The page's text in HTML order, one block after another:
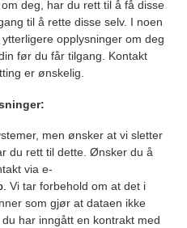
deg, har du rett til å få disse
til å rette disse selv. I noen
opplysninger om deg
før du får tilgang. Kontakt
er ønskelig.
men ønsker at vi sletter
du rett til dette. Ønsker du å
via e-
Vi tar forbehold om at det i
som gjør at dataen ikke
har inngått en kontrakt med